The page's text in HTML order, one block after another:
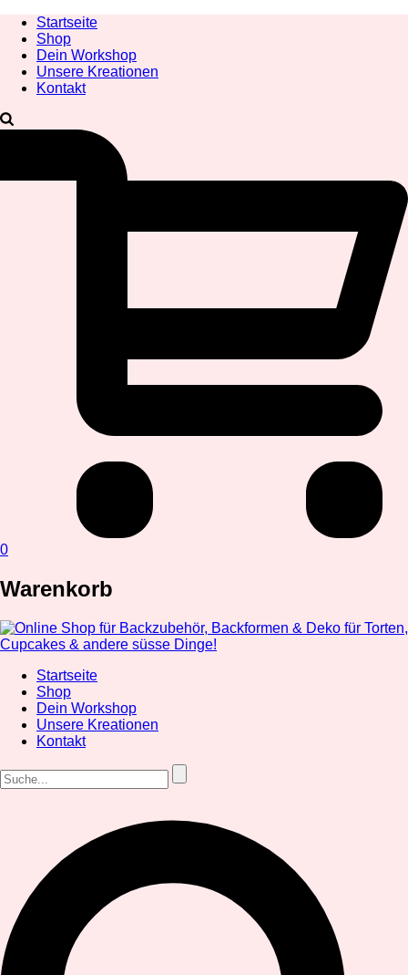
Startseite
Shop
Dein Workshop
Unsere Kreationen
Kontakt
0
Warenkorb
Startseite
Shop
Dein Workshop
Unsere Kreationen
Kontakt